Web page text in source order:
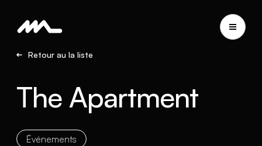
Retour au la liste
The Apartment
Événements